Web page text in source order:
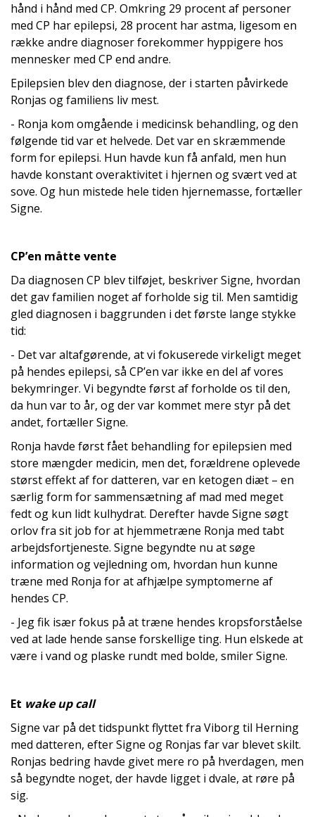
hånd i hånd med CP. Omkring 29 procent af personer
med CP har epilepsi, 28 procent har astma, ligesom en
række andre diagnoser forekommer hyppigere hos
mennesker med CP end andre.
Epilepsien blev den diagnose, der i starten påvirkede
Ronjas og familiens liv mest.
- Ronja kom omgående i medicinsk behandling, og den
følgende tid var et helvede. Det var en skræmmende
form for epilepsi. Hun havde kun få anfald, men hun
havde konstant overaktivitet i hjernen og svært ved at
sove. Og hun mistede hele tiden hjernemasse, fortæller
Signe.
CP’en måtte vente
Da diagnosen CP blev tilføjet, beskriver Signe, hvordan
det gav familien noget af forholde sig til. Men samtidig
gled diagnosen i baggrunden i det første lange stykke
tid:
- Det var altafgørende, at vi fokuserede virkeligt meget
på hendes epilepsi, så CP’en var ikke en del af vores
bekymringer. Vi begyndte først af forholde os til den,
da hun var to år, og der var kommet mere styr på det
andet, fortæller Signe.
Ronja havde først fået behandling for epilepsien med
store mængder medicin, men det, forældrene oplevede
størst effekt af for datteren, var en ketogen diæt – en
særlig form for sammensætning af mad med meget
fedt og kun lidt kulhydrat. Derefter havde Signe søgt
orlov fra sit job for at hjemmetræne Ronja med tabt
arbejdsfortjeneste. Signe begyndte nu at søge
information og vejledning om, hvordan hun kunne
træne med Ronja for at afhjælpe symptomerne af
hendes CP.
- Jeg fik især fokus på at træne hendes kropsforståelse
ved at lade hende sanse forskellige ting. Hun elskede at
være i vand og plaske rundt med bolde, smiler Signe.
Et wake up call
Signe var på det tidspunkt flyttet fra Viborg til Herning
med datteren, efter Signe og Ronjas far var blevet skilt.
Ronjas bedring havde givet mere ro på hverdagen, men
så begyndte noget, der havde ligget i dvale, at røre på
sig.